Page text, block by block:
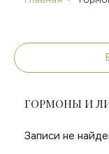
ГОРМОНЫ И
Записи не